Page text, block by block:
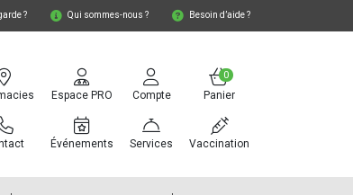
? Qui sommes-nous ? Besoin d’aide ?
Espace PRO
Événements
Compte
Services
Panier
0
Vaccination